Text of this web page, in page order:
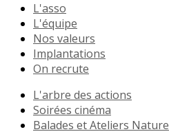
L'asso
L'équipe
Nos valeurs
Implantations
On recrute
L'arbre des actions
Soirées cinéma
Balades et Ateliers Nature